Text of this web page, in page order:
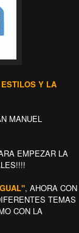
Y LA
MANUEL
EMPEZAR LA
, AHORA CON
TEMAS
CON LA